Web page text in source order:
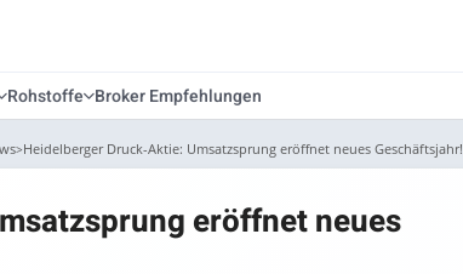
Rohstoffe Broker Empfehlungen
Heidelberger Druck-Aktie: Umsatzsprung eröffnet neues Geschäftsjahr!
eröffnet neues